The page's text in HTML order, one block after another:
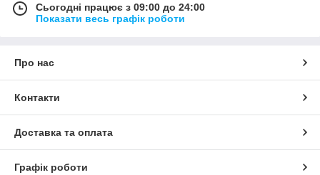
Сьогодні працює з 09:00 до 24:00
Показати весь графік роботи
Про нас
Контакти
Доставка та оплата
Графік роботи